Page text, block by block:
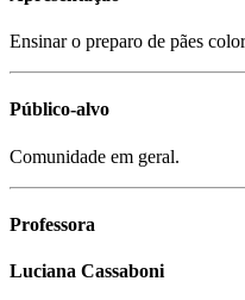
Ensinar o preparo de pães
Público-alvo
Comunidade em geral.
Professora
Luciana Cassaboni